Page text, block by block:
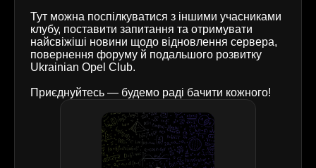
Тут можна поспілкуватися з іншими учасниками
клубу, поставити запитання та отримувати
найсвіжіші новини щодо відновлення сервера,
повернення форуму й подальшого розвитку
Ukrainian Opel Club.
Приєднуйтесь — будемо раді бачити кожного!